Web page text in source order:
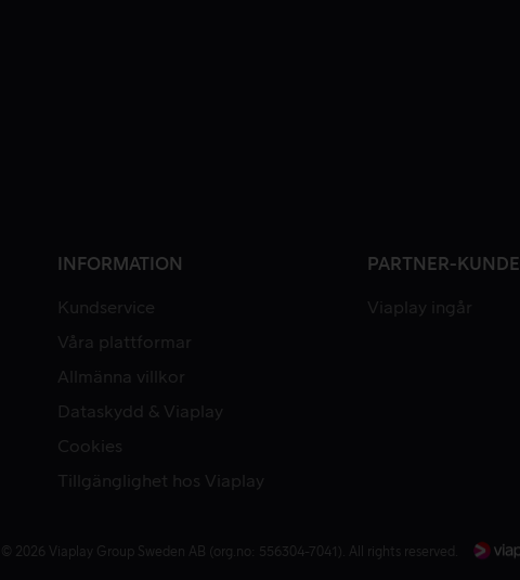
INFORMATION
Kundservice
Våra plattformar
Allmänna villkor
Dataskydd & Viaplay
Cookies
Tillgänglighet hos Viaplay
PARTNER-
Viaplay ingår
© 2026 Viaplay Group Sweden AB (org.no: 556304-7041). All rights reserved.